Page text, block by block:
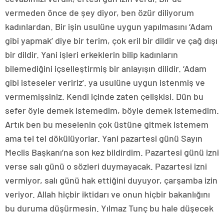
vermeden önce de şey diyor, ben özür diliyorum
kadınlardan. Bir işin usulüne uygun yapılmasını ‘Adam
gibi yapmak’ diye bir terim, çok eril bir dildir ve çağ dışı
bir dildir. Yani işleri erkeklerin bilip kadınların
bilemediğini içselleştirmiş bir anlayışın dilidir. ‘Adam
gibi isteseler veririz’. ya usulüne uygun istenmiş ve
vermemişsiniz. Kendi içinde zaten çelişkisi. Dün bu
sefer öyle demek istemedim, böyle demek istemedim.
Artık ben bu meselenin çok üstüne gitmek istemem
ama tel tel dökülüyorlar. Yani pazartesi günü Sayın
Meclis Başkanı’na son kez bildirdim. Pazartesi günü izni
verse salı günü o sözleri duymayacak. Pazartesi izni
vermiyor, salı günü hak ettiğini duyuyor, çarşamba izin
veriyor. Allah hiçbir iktidarı ve onun hiçbir bakanlığını
bu duruma düşürmesin. Yılmaz Tunç bu hale düşecek